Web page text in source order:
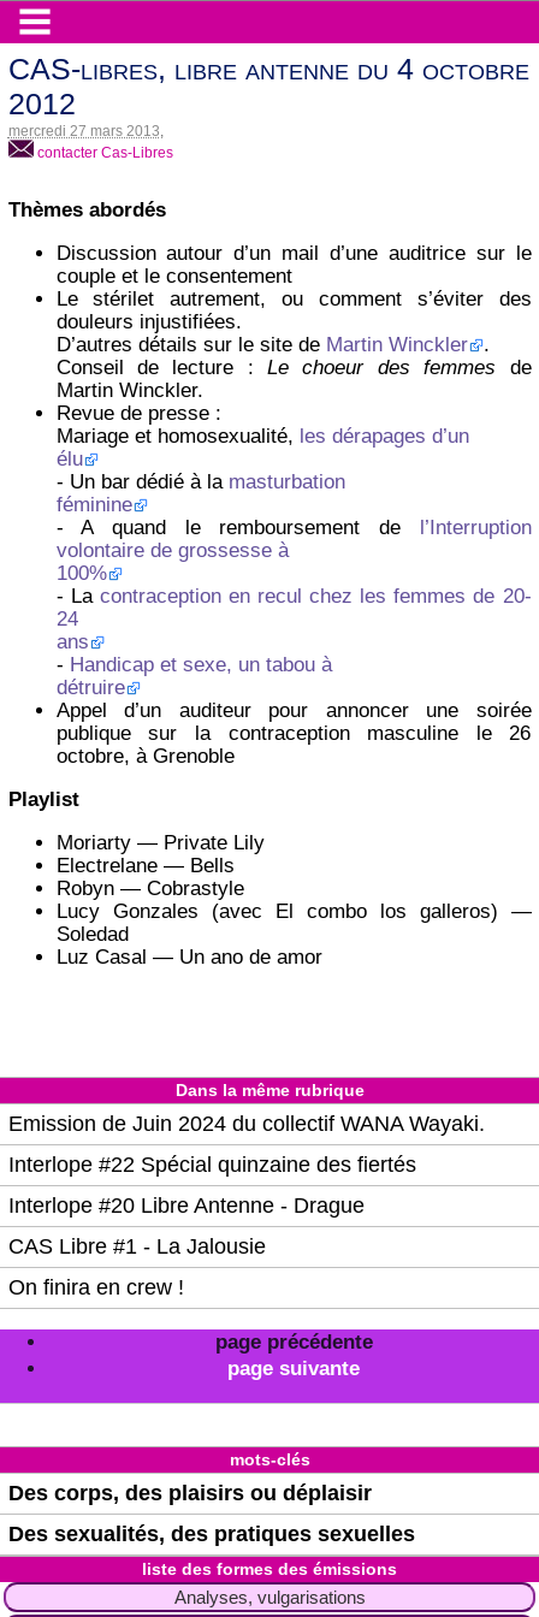
CAS-libres, libre antenne du 4 octobre
2012
mercredi 27 mars 2013
contacter Cas-Libres
Thèmes abordés
Discussion autour d’un mail d’une auditrice sur le
couple et le consentement
Le stérilet autrement, ou comment s’éviter des
douleurs injustifiées.
D’autres détails sur le site de Martin Winckler
.
Conseil de lecture : Le choeur des femmes de
Martin Winckler.
Revue de presse :
Mariage et homosexualité, les dérapages d’un
élu
- Un bar dédié à la masturbation
féminine
- A quand le remboursement de
l’Interruption
volontaire de grossesse à
100%
- La contraception en recul chez les femmes de 20-
24
ans
- Handicap et sexe, un tabou à
détruire
Appel d’un auditeur pour annoncer une soirée
publique sur la contraception masculine le 26
octobre, à Grenoble
Playlist
Moriarty — Private Lily
Electrelane — Bells
Robyn — Cobrastyle
Lucy Gonzales (avec El combo los galleros) —
Soledad
Luz Casal — Un ano de amor
Dans la même rubrique
Emission de Juin 2024 du collectif WANA Wayaki.
Interlope #22 Spécial quinzaine des fiertés
Interlope #20 Libre Antenne - Drague
CAS Libre #1 - La Jalousie
On finira en crew !
page précédente
page suivante
mots-clés
Des corps, des plaisirs ou déplaisir
Des sexualités, des pratiques sexuelles
liste des formes des émissions
Analyses, vulgarisations